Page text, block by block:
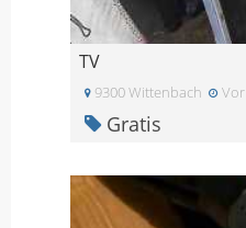
TV
9300 Wittenbach
Gratis